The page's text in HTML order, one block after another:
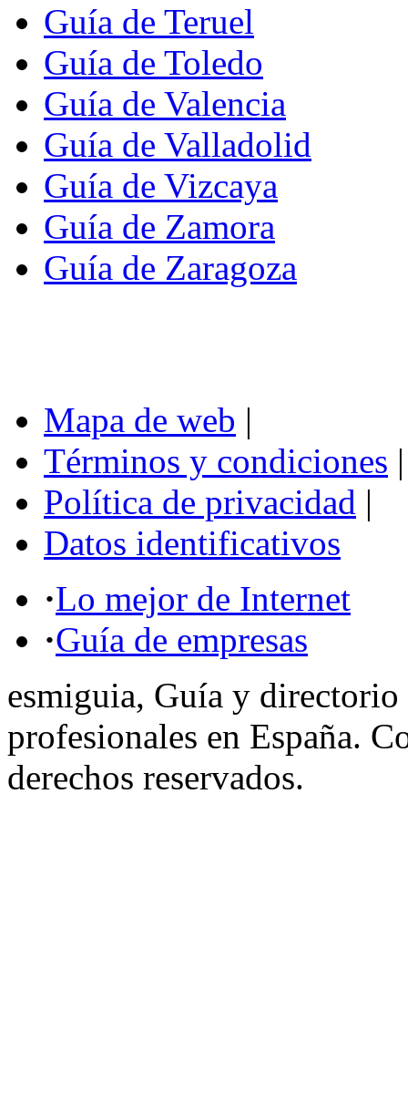
Guía de Teruel
Guía de Toledo
Guía de Valencia
Guía de Valladolid
Guía de Vizcaya
Guía de Zamora
Guía de Zaragoza
Mapa de web |
Términos y condiciones |
Política de privacidad |
Datos identificativos
·Lo mejor de Internet
·Guía de empresas
esmiguia, Guía y directorio
profesionales en España.
derechos reservados.